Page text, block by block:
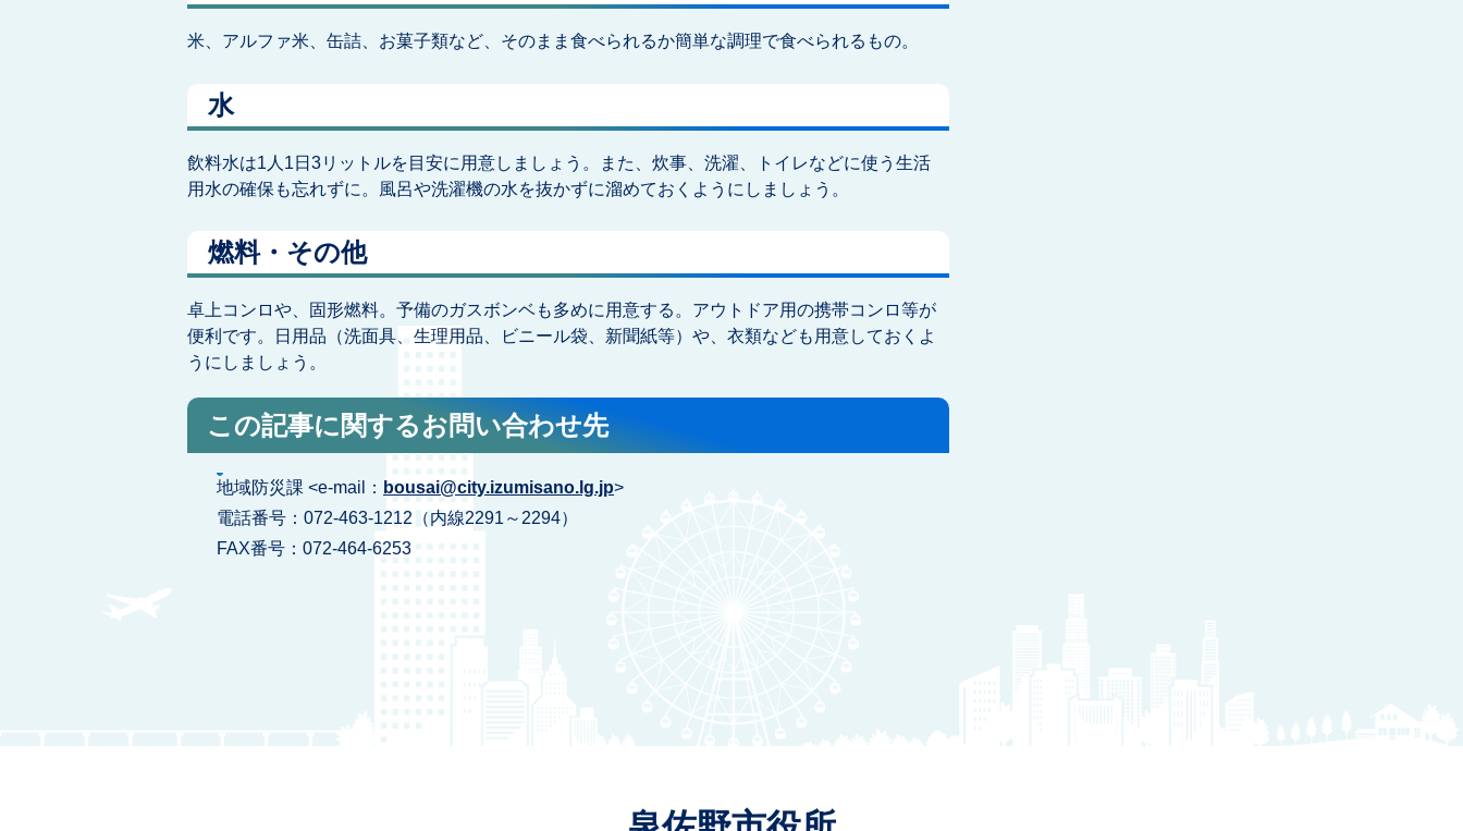
米、アルファ米、缶詰、お菓子類など、そのまま食べられるか簡単な調理で食べられるもの。
水
飲料水は1人1日3リットルを目安に用意しましょう。また、炊事、洗濯、トイレなどに使う生活
用水の確保も忘れずに。風呂や洗濯機の水を抜かずに溜めておくようにしましょう。
燃料・その他
卓上コンロや、固形燃料。予備のガスボンベも多めに用意する。アウトドア用の携帯コンロ等が
便利です。日用品（洗面具、生理用品、ビニール袋、新聞紙等）や、衣類なども用意しておくよ
うにしましょう。
この記事に関するお問い合わせ先
地域防災課 <e-mail： bousai@city.izumisano.lg.jp>
電話番号：072-463-1212（内線2291～2294）
FAX番号：072-464-6253